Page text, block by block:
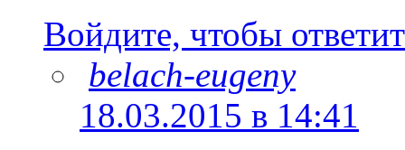
Войдите, чтобы
belach-eugeny
18.03.2015 в 14:41